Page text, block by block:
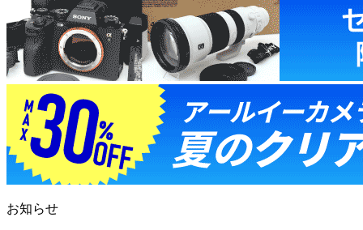
お知らせ